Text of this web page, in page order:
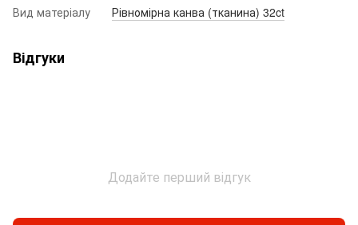
Вид матеріалу
Рівномірна канва (тканина) 32ct
Відгуки
Додайте перший відгук